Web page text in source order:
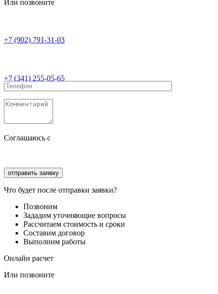
Или позвоните
+7 (902) 791-31-03
+7 (341) 255-05-65
Соглашаюсь с
Что будет после отправки заявки?
Позвоним
Зададим уточняющие вопросы
Рассчитаем стоимость и сроки
Составим договор
Выполним работы
Онлайн расчет
Или позвоните